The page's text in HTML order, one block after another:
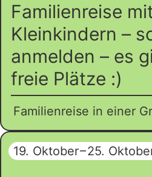
Familienreise
Kleinkindern –
anmelden – es
freie Plätze :)
Familienreise in einer
19. Oktober–25.